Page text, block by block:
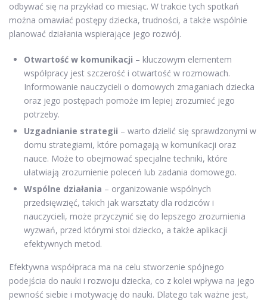
odbywać się na przykład co miesiąc. W trakcie tych spotkań
można omawiać postępy dziecka, trudności, a także wspólnie
planować działania wspierające jego rozwój.
Otwartość w komunikacji – kluczowym elementem
współpracy jest szczerość i otwartość w rozmowach.
Informowanie nauczycieli o domowych zmaganiach dziecka
oraz jego postępach pomoże im lepiej zrozumieć jego
potrzeby.
Uzgadnianie strategii – warto dzielić się sprawdzonymi w
domu strategiami, które pomagają w komunikacji oraz
nauce. Może to obejmować specjalne techniki, które
ułatwiają zrozumienie poleceń lub zadania domowego.
Wspólne działania – organizowanie wspólnych
przedsięwzięć, takich jak warsztaty dla rodziców i
nauczycieli, może przyczynić się do lepszego zrozumienia
wyzwań, przed którymi stoi dziecko, a także aplikacji
efektywnych metod.
Efektywna współpraca ma na celu stworzenie spójnego
podejścia do nauki i rozwoju dziecka, co z kolei wpływa na jego
pewność siebie i motywację do nauki. Dlatego tak ważne jest,